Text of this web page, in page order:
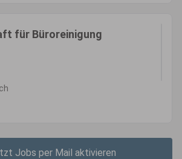
für Büroreinigung
Jobs per Mail aktivieren